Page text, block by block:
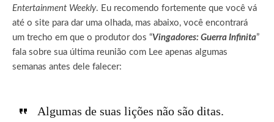
Entertainment Weekly. Eu recomendo fortemente que você vá
até o site para dar uma olhada, mas abaixo, você encontrará
um trecho em que o produtor dos “Vingadores: Guerra Infinita”
fala sobre sua última reunião com Lee apenas algumas
semanas antes dele falecer:
Algumas de suas lições não são ditas.